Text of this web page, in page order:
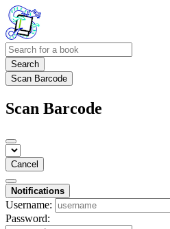
Search
Scan Barcode
Scan Barcode
Cancel
Notifications
Username:
Password: